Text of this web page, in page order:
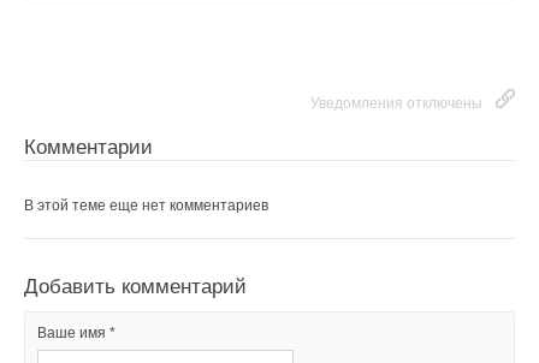
Уведомления отключены
Комментарии
В этой теме еще нет комментариев
Добавить комментарий
Ваше имя *